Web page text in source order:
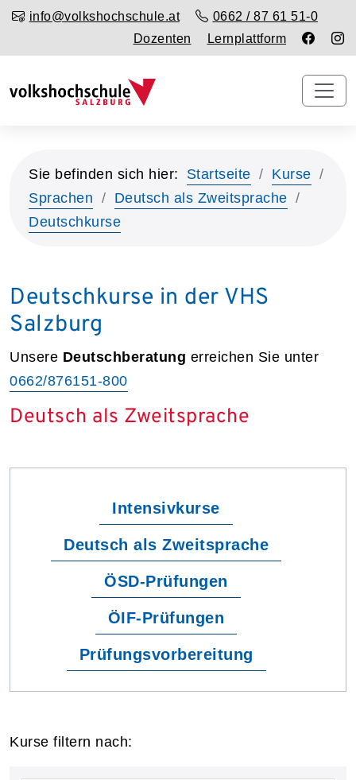
info@volkshochschule.at
0662 / 87 61 51-0
Dozenten
Lernplattform
Sie befinden sich hier: Startseite
Kurse
Sprachen
Deutsch als Zweitsprache
Deutschkurse
Deutschkurse in der VHS
Salzburg
Unsere Deutschberatung erreichen Sie unter
0662/876151-800
Deutsch als Zweitsprache
Intensivkurse
Deutsch als Zweitsprache
ÖSD-Prüfungen
ÖIF-Prüfungen
Prüfungsvorbereitung
Kurse filtern nach: